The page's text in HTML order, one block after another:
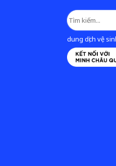
dung dịch vệ